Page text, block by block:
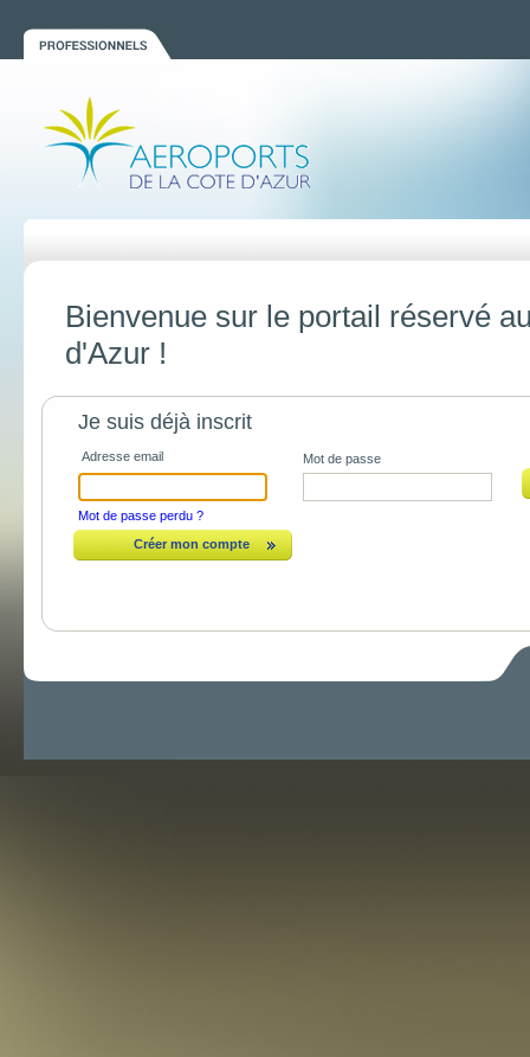
Bienvenue sur le portail réservé
d'Azur !
Je suis déjà inscrit
Adresse email Mot de passe
Mot de passe perdu ?
Créer mon compte